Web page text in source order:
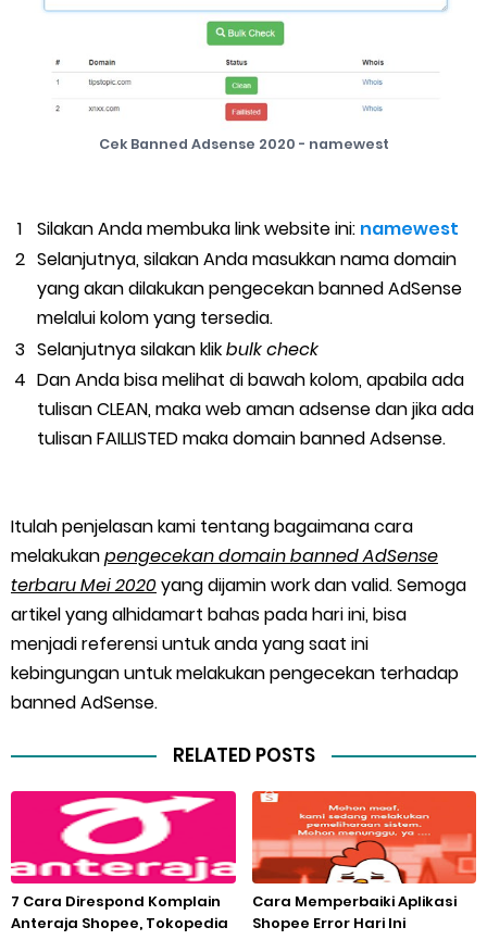
Cek Banned Adsense 2020 - namewest
Silakan Anda membuka link website ini: namewest
Selanjutnya, silakan Anda masukkan nama domain
yang akan dilakukan pengecekan banned AdSense
melalui kolom yang tersedia.
Selanjutnya silakan klikbulk check
Dan Anda bisa melihat di bawah kolom, apabila ada
tulisan CLEAN, maka web aman adsense dan jika ada
tulisan FAILLISTED maka domain banned Adsense.
Itulah penjelasan kami tentang bagaimana cara
melakukanpengecekan domain banned AdSense
terbaru Mei 2020yang dijamin work dan valid. Semoga
artikel yang alhidamart bahas pada hari ini, bisa
menjadi referensi untuk anda yang saat ini
kebingungan untuk melakukan pengecekan terhadap
banned AdSense.
RELATED POSTS
7 Cara Direspond Komplain
Anteraja Shopee, Tokopedia
Cara Memperbaiki Aplikasi
Shopee Error Hari Ini